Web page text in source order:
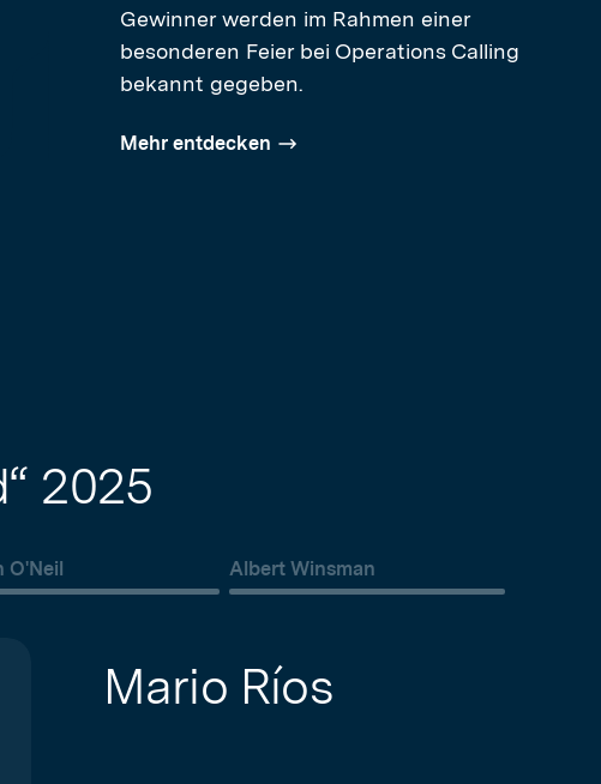
Gewinner werden im Rahmen einer
besonderen Feier bei Operations Calling
bekannt gegeben.
Mehr entdecken
2025
O'Neil Albert Winsman
Mario Ríos